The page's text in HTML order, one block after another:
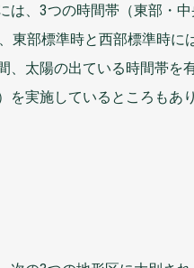
は、3つの時間帯 （東部 ・ 中
東部標準時と西部標準時に
太陽の出ている時間帯を
を実施しているところもあ